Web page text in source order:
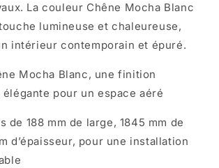
La couleur Chêne Mocha Blanc
lumineuse et chaleureuse,
intérieur contemporain et épuré.
Mocha Blanc, une finition
pour un espace aéré
de 188 mm de large, 1845 mm de
d’épaisseur, pour une installation